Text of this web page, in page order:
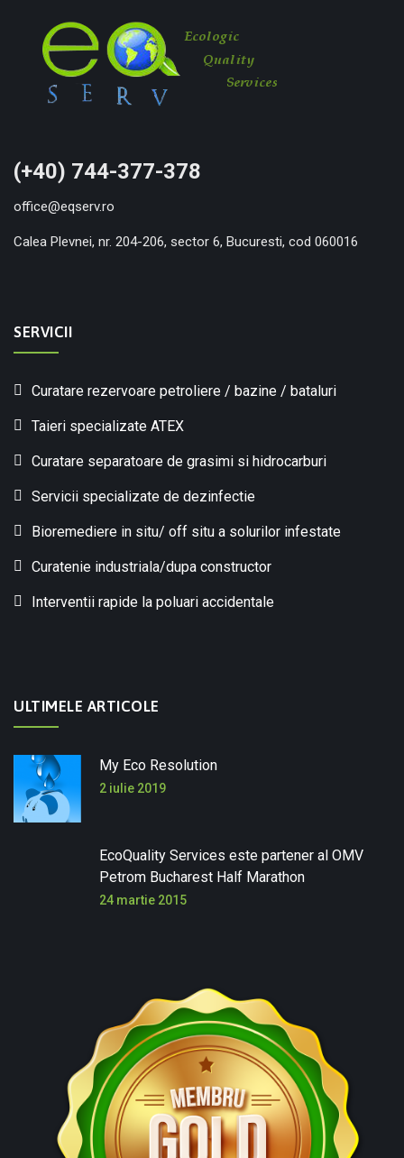
(+40) 744-377-378
office@eqserv.ro
Calea Plevnei, nr. 204-206, sector 6, Bucuresti, cod 060016
SERVICII
Curatare rezervoare petroliere / bazine / bataluri
Taieri specializate ATEX
Curatare separatoare de grasimi si hidrocarburi
Servicii specializate de dezinfectie
Bioremediere in situ/ off situ a solurilor infestate
Curatenie industriala/dupa constructor
Interventii rapide la poluari accidentale
ULTIMELE ARTICOLE
My Eco Resolution
2 iulie 2019
EcoQuality Services este partener al OMV
Petrom Bucharest Half Marathon
24 martie 2015